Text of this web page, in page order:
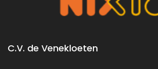
C.V. de Venekloeten